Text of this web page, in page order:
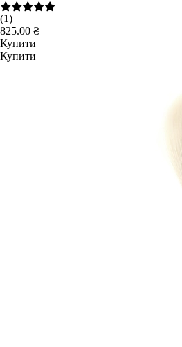
(1)
825.00 ₴
Купити
Купити